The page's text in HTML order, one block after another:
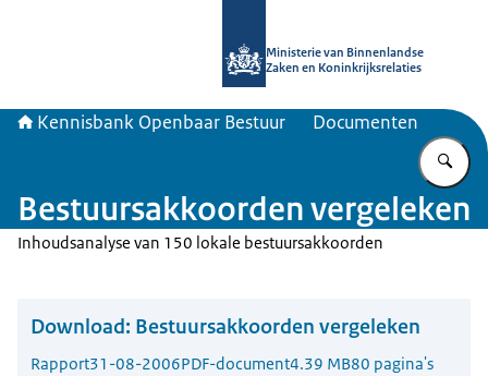
Ministerie van Binnenlandse
Zaken en Koninkrijksrelaties
Kennisbank Openbaar Bestuur Documenten
Bestuursakkoorden vergeleken
Inhoudsanalyse van 150 lokale bestuursakkoorden
Download: Bestuursakkoorden vergeleken
Rapport31-08-2006PDF-document4.39 MB80 pagina's